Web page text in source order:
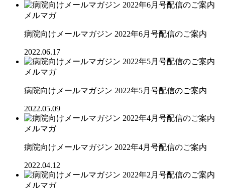
メルマガ
病院向けメールマガジン 2022年6月号配信のご案内
2022.06.17
メルマガ
病院向けメールマガジン 2022年5月号配信のご案内
2022.05.09
メルマガ
病院向けメールマガジン 2022年4月号配信のご案内
2022.04.12
メルマガ